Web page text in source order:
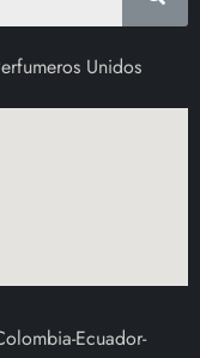
Unidos
Ecuador-